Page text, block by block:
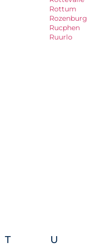
Rottum
Rozenburg
Rucphen
Ruurlo
T U